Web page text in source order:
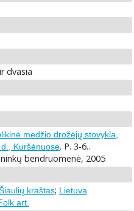
dvasia
medžio drožėjų stovykla,
Kuršėnuose. P. 3-6..
bendruomenė, 2005
kraštas; Lietuva
art.